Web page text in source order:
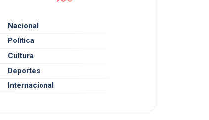
Nacional
Política
Cultura
Deportes
Internacional